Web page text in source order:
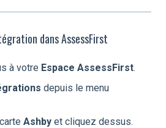
dans AssessFirst
à votre Espace AssessFirst.
depuis le menu
Ashby et cliquez dessus.